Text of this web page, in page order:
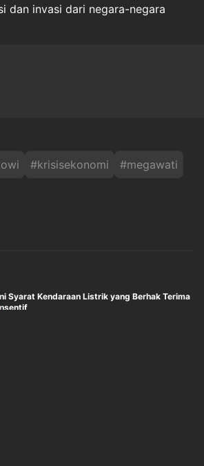
dan invasi dari negara-negara
#krisisekonomi #megawati
Syarat Kendaraan Listrik yang Berhak Terima